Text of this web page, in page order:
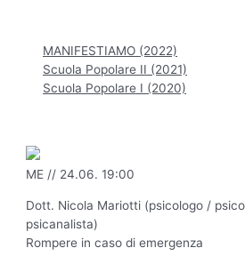
MANIFESTIAMO (2022)
Scuola Popolare II (2021)
Scuola Popolare I (2020)
ME // 24.06. 19:00
Dott. Nicola Mariotti (psicologo /
psicanalista)
Rompere in caso di emergenza